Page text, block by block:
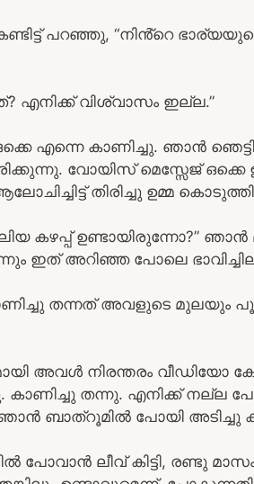
പറഞ്ഞു, “നിൻ്റെ
എനിക്ക് വിശ്വാസം ഇല്ല.”
എന്നെ കാണിച്ചു. ഞാൻ
വോയിസ്‌ മെസ്സേജ് ഒക്കെ
തിരിച്ചു ഉമ്മ
കഴപ്പ് ഉണ്ടായിരുന്നോ?”
ഇത് അറിഞ്ഞ പോലെ
കാണിച്ചു തന്നത് അവളുടെ
അവൾ നിരന്തരം
കാണിച്ചു തന്നു. എനിക്ക് നല്ല
ഞാൻ ബാത്‌റൂമിൽ പോയി
പോവാൻ ലീവ് കിട്ടി, രണ്ടു